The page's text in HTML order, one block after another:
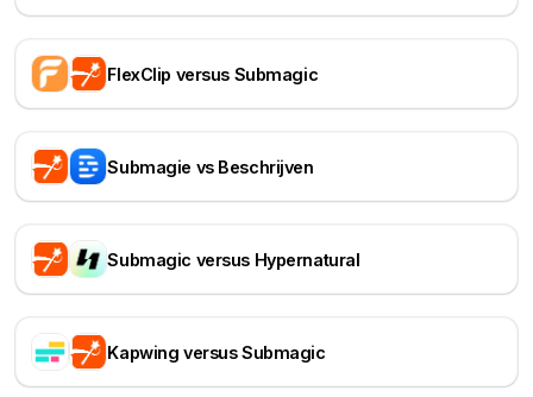
FlexClip versus Submagic
Submagie vs Beschrijven
Submagic versus Hypernatural
Kapwing versus Submagic